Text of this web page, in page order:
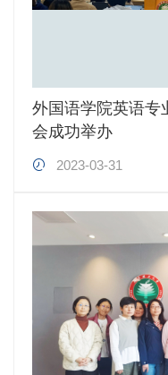
外国语学院英语专
会成功举办
2023-03-31